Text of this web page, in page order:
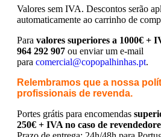
Valores sem IVA. Descontos serão
automaticamente ao carrinho de
Para valores superiores a 1000€ +
964 292 907 ou enviar um e-mail
para comercial@copopalhinhas.pt.
Relembramos que a nossa
profissionais de revenda.
Portes grátis para encomendas
250€ + IVA no caso de